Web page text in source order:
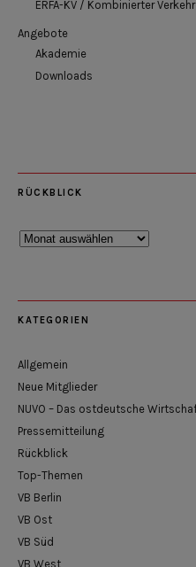
ERFA-KV / Kombinierter Verkehr
Angebote
Akademie
Downloads
RÜCKBLICK
Rückblick
KATEGORIEN
Allgemein
Neue Mitglieder
NUVO – Das ostdeutsche
Pressemitteilung
Rückblick
Top-Themen
VB Berlin
VB Ost
VB Süd
VB West